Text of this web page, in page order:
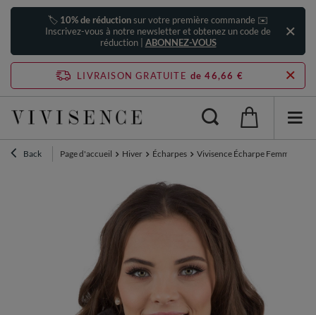
🏷️ 10% de réductionsur votre première commande ✉️
Inscrivez-vous à notre newsletter et obtenez un code de
réduction | ABONNEZ-VOUS
LIVRAISON GRATUITE de 46,66 €
Back Page d'accueil Hiver Écharpes Vivisence Écharpe Femme